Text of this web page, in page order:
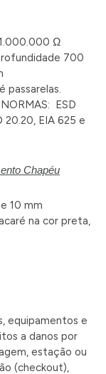
Ω
700
passarelas.
ESD
20.20, EIA 625 e
Chapéu
10 mm
na cor preta,
equipamentos e
a danos por
estação ou
(checkout),